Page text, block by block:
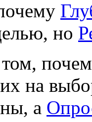
но
том,
на
а